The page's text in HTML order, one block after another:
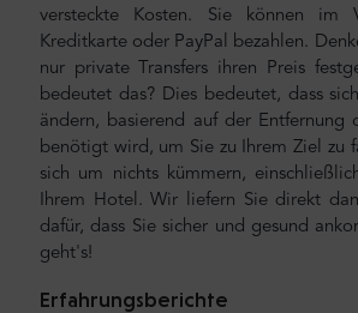
versteckte Kosten. Sie können im
Kreditkarte oder PayPal bezahlen.
nur private Transfers ihren Preis
bedeutet das? Dies bedeutet, dass
ändern, basierend auf der Entfernung
benötigt wird, um Sie zu Ihrem Ziel zu
sich um nichts kümmern,
Ihrem Hotel. Wir liefern Sie direkt
dafür, dass Sie sicher und gesund
geht's!
Erfahrungsberichte